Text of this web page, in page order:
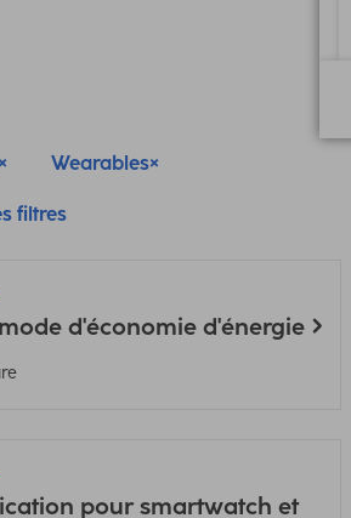
Wearables
filtres
d'économie d'énergie
pour smartwatch et